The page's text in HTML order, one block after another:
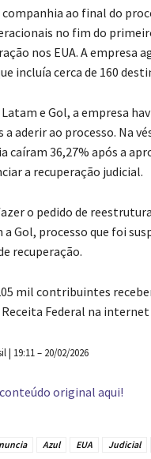
ao final do
no fim do
nos EUA. A empresa
incluía cerca de 160
Latam e Gol, a empresa
a aderir ao processo. Na
caíram 36,27% após a
a recuperação judicial.
o pedido de
a Gol, processo que foi
recuperação.
mil contribuintes
Receita Federal na internet
| 19:11 – 20/02/2026
original aqui!
Azul EUA Judicial